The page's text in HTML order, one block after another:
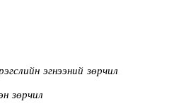
эгнээний зөрчил
зөрчил